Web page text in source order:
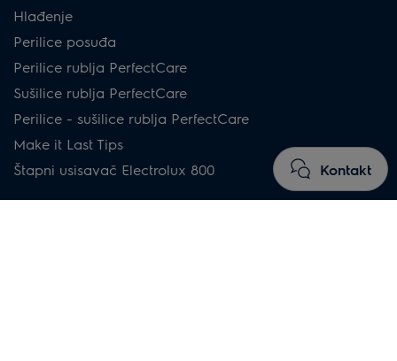
Kontakt
Hlađenje
Perilice posuđa
Perilice rublja PerfectCare
Sušilice rublja PerfectCare
Perilice - sušilice rublja PerfectCare
Make it Last Tips
Štapni usisavač Electrolux 800